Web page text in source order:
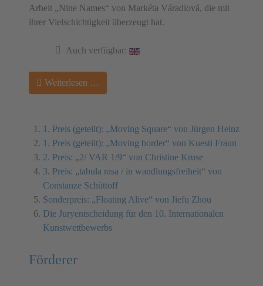
Arbeit „Nine Names“ von Markéta Váradiová, die mit
ihrer Vielschichtigkeit überzeugt hat.
Auch verfügbar:
Weiterlesen …
1. Preis (geteilt): „Moving Square“ von Jürgen Heinz
1. Preis (geteilt): „Moving border“ von Kuesti Fraun
2. Preis: „2/ VAR 1/9“ von Christine Kruse
3. Preis: „tabula rasa / in wandlungsfreiheit“ von
Constanze Schüttoff
Sonderpreis: „Floating Alive“ von Jiefu Zhou
Die Juryentscheidung für den 10. Internationalen
Kunstwettbewerbs
Förderer